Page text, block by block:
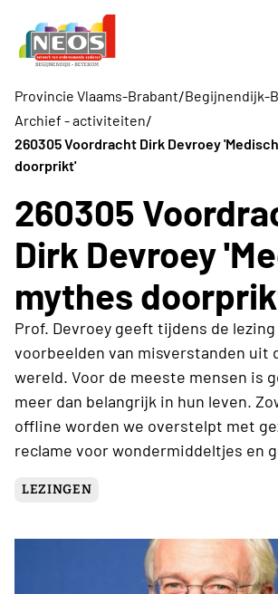
Provincie Vlaams-Brabant/Begijnendijk-
Archief - activiteiten/
260305 Voordracht Dirk Devroey
doorprikt'
260305
Dirk Devroey
mythes
Prof. Devroey geeft tijdens de
voorbeelden van misverstanden uit
wereld. Voor de meeste mensen is
meer dan belangrijk in hun leven.
offline worden we overstelpt met
reclame voor wondermiddeltjes en
LEZINGEN